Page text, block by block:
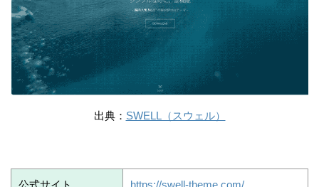
出典： SWELL（スウェル）